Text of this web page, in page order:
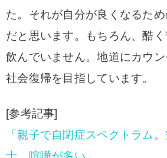
た。 それが自分が良くなるた
だと思います。もちろん、酷
飲んでいません。地道にカウン
社会復帰を目指しています。
[参考記事]
「親子で自閉症スペクトラム